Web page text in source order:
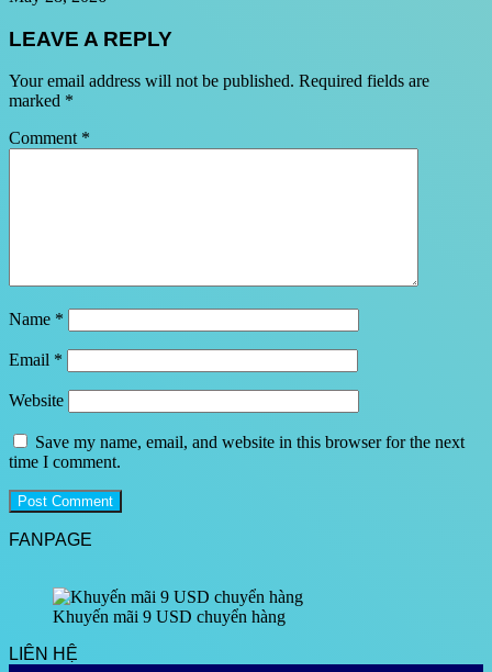
LEAVE A REPLY
Your email address will not be published. Required fields are
marked *
Comment *
Name *
Email *
Website
Save my name, email, and website in this browser for the next
time I comment.
FANPAGE
Khuyến mãi 9 USD chuyển hàng
LIÊN HỆ